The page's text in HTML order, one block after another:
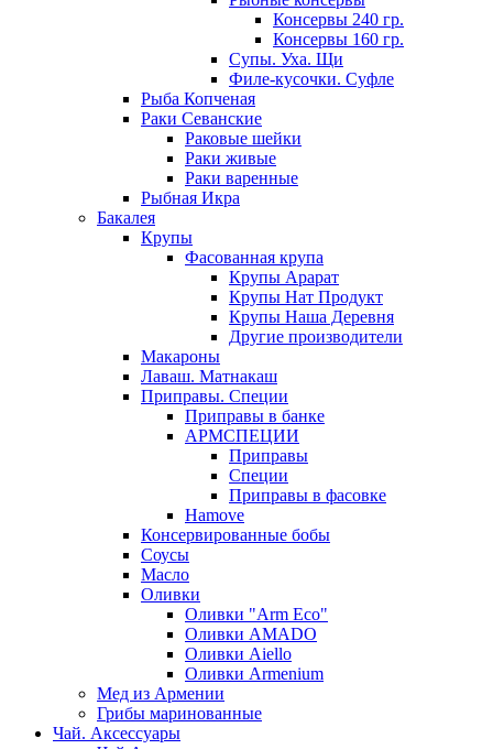
Консервы 240 гр.
Консервы 160 гр.
Супы. Уха. Щи
Филе-кусочки. Суфле
Рыба Копченая
Раки Севанские
Раковые шейки
Раки живые
Раки варенные
Рыбная Икра
Бакалея
Крупы
Фасованная крупа
Крупы Арарат
Крупы Нат Продукт
Крупы Наша Деревня
Другие производители
Макароны
Лаваш. Матнакаш
Приправы. Специи
Приправы в банке
АРМСПЕЦИИ
Приправы
Специи
Приправы в фасовке
Hamove
Консервированные бобы
Соусы
Масло
Оливки
Оливки "Arm Eco"
Оливки AMADO
Оливки Aiello
Оливки Armenium
Мед из Армении
Грибы маринованные
Чай. Аксессуары